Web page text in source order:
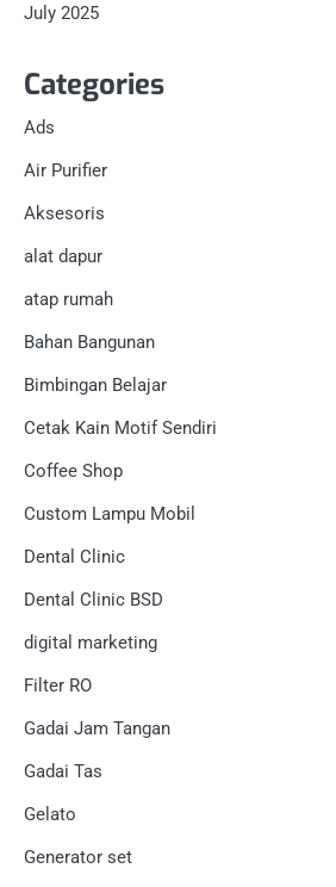
July 2025
Categories
Ads
Air Purifier
Aksesoris
alat dapur
atap rumah
Bahan Bangunan
Bimbingan Belajar
Cetak Kain Motif Sendiri
Coffee Shop
Custom Lampu Mobil
Dental Clinic
Dental Clinic BSD
digital marketing
Filter RO
Gadai Jam Tangan
Gadai Tas
Gelato
Generator set